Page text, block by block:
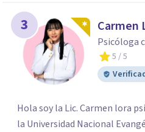
3 Carmen
Psicóloga
5 / 5
Hola soy la Lic. Carmen lora
la Universidad Nacional